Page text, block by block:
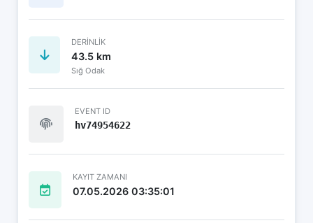
DERINLIK
43.5 km
Sığ Odak
EVENT ID
hv74954622
KAYIT ZAMANI
07.05.2026 03:35:01